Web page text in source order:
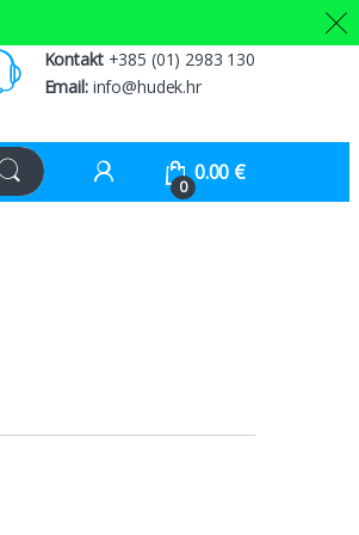
Kontakt+385 (01) 2983 130
Email:info@hudek.hr
0
0.00 €